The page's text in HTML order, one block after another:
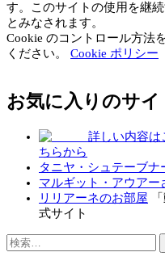
す。このサイトの使用を継
とみなされます。
Cookie のコントロール方法
ください。 Cookie ポリシー
お気に入りのサイ
ちらから
タニヤ・シュテーブナ
マルギット・アウアー
リリアーネのお部屋
式サイト
検
索: